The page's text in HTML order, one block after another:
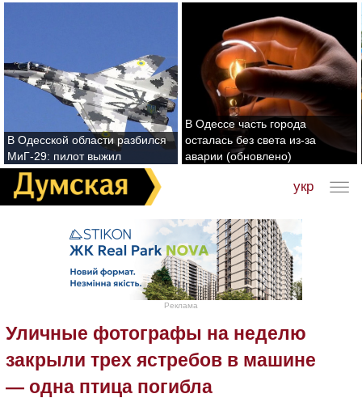
В Одесской области разбился
МиГ-29: пилот выжил
В Одессе часть города
осталась без света из-за
аварии (обновлено)
укр
Реклама
Уличные фотографы на неделю
закрыли трех ястребов в машине
— одна птица погибла